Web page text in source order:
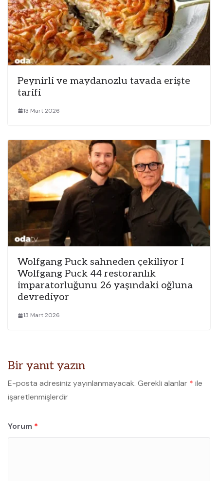
Peynirli ve maydanozlu tavada erişte
tarifi
13 Mart 2026
Wolfgang Puck sahneden çekiliyor I
Wolfgang Puck 44 restoranlık
imparatorluğunu 26 yaşındaki oğluna
devrediyor
13 Mart 2026
Bir yanıt yazın
E-posta adresiniz yayınlanmayacak. Gerekli alanlar * ile
işaretlenmişlerdir
Yorum *